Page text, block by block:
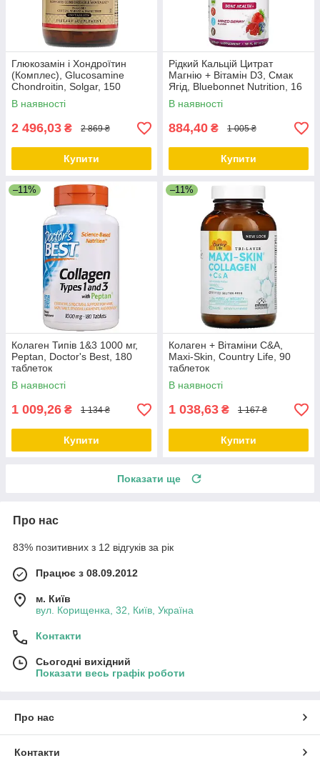
Глюкозамін і Хондроїтин
(Комплес), Glucosamine
Chondroitin, Solgar, 150
таблеток
В наявності
2 496,03 ₴ 2 869 ₴
Купити
Рідкий Кальцій Цитрат
Магнію + Вітамін D3, Смак
Ягід, Bluebonnet Nutrition, 16
щіких унцій (472 мл)
В наявності
884,40 ₴ 1 005 ₴
Купити
–11%
Колаген Типів 1&3 1000 мг,
Peptan, Doctor's Best, 180
таблеток
В наявності
1 009,26 ₴ 1 134 ₴
Купити
–11%
Колаген + Вітаміни С&А,
Maxi-Skin, Country Life, 90
таблеток
В наявності
1 038,63 ₴ 1 167 ₴
Купити
Показати ще
Про нас
83% позитивних з 12 відгуків за рік
Працює з 08.09.2012
м. Київ
вул. Корищенка, 32, Київ, Україна
Контакти
Сьогодні вихідний
Показати весь графік роботи
Про нас
Контакти